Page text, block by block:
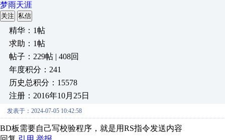
梦雨天涯
关注 私信
精华：1帖
求助：1帖
帖子：229帖 | 408回
年度积分：241
历史总积分：15578
注册：2016年10月25日
发表于：2024-07-05 10:42:58
BD板需要自己写校验程序，就是用RS指令发送内容